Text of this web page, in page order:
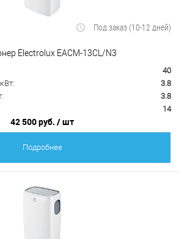
Под заказ (10-12 дней)
Electrolux EACM-13CL/N3
40
3.8
3.8
14
42 500 руб. / шт
Подробнее